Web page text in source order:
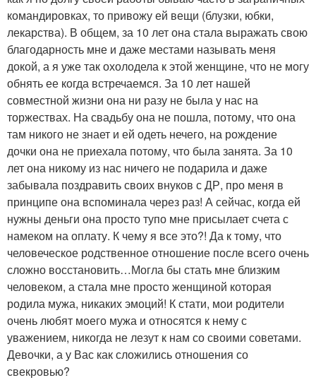
командировках, то привожу ей вещи (блузки, юбки,
лекарства). В общем, за 10 лет она стала выражать свою
благодарность мне и даже местами называть меня
докой, а я уже так охолодела к этой женщине, что не могу
обнять ее когда встречаемся. За 10 лет нашей
совместной жизни она ни разу не была у нас на
торжествах. На свадьбу она не пошла, потому, что она
там никого не знает и ей одеть нечего, на рождение
дочки она не приехала потому, что была занята. За 10
лет она никому из нас ничего не подарила и даже
забывала поздравить своих внуков с ДР, про меня в
принципе она вспоминала через раз! А сейчас, когда ей
нужны деньги она просто тупо мне присылает счета с
намеком на оплату. К чему я все это?! Да к тому, что
человеческое родственное отношение после всего очень
сложно восстановить…Могла бы стать мне близким
человеком, а стала мне просто женщиной которая
родила мужа, никаких эмоций! К стати, мои родители
очень любят моего мужа и относятся к нему с
уважением, никогда не лезут к нам со своими советами.
Девочки, а у Вас как сложились отношения со
свекровью?